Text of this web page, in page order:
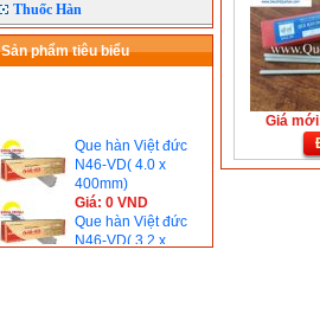
Thuốc Hàn
Sản phẩm tiêu biểu
Que hàn Việt đức
N46-VD( 4.0 x
400mm)
Giá: 0 VND
Que hàn Việt đức
N46-VD( 3.2 x
350mm)
Giá